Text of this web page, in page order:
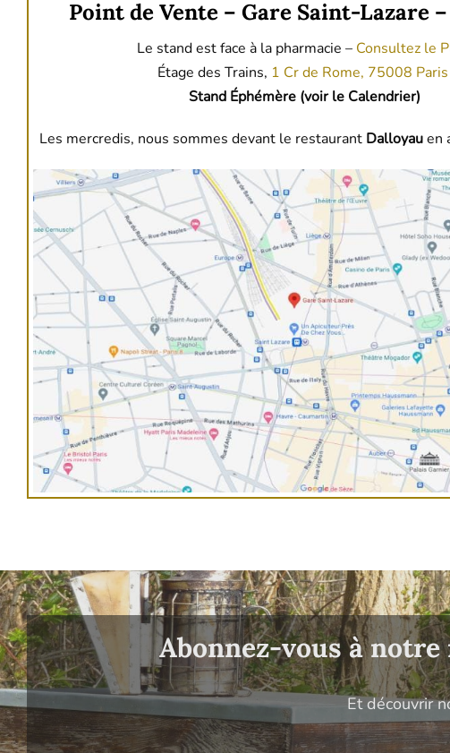
Point de Vente – Gare Saint-Lazare
Le stand est face à la pharmacie – Consultez le
Étage des Trains, 1 Cr de Rome, 75008 Paris
Stand Éphémère (voir le Calendrier)
Les mercredis, nous sommes devant le restaurant Dalloyauen
Abonnez-vous à
Et découvrir